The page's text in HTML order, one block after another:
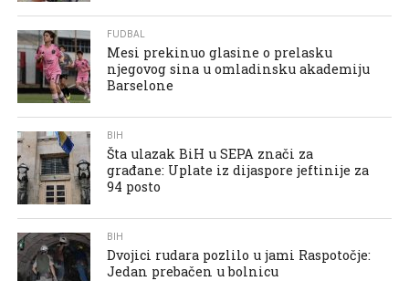
FUDBAL
Mesi prekinuo glasine o prelasku
njegovog sina u omladinsku akademiju
Barselone
BIH
Šta ulazak BiH u SEPA znači za
građane: Uplate iz dijaspore jeftinije za
94 posto
BIH
Dvojici rudara pozlilo u jami Raspotočje:
Jedan prebačen u bolnicu